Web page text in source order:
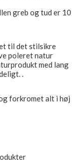
greb og tud er 10
til det stilsikre
poleret natur
med lang
.
forkromet alt i høj